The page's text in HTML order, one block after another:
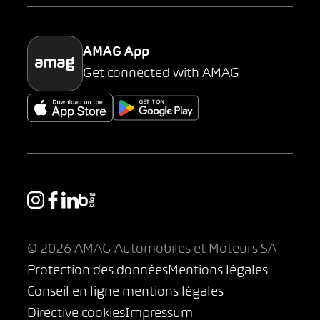
Parking
AMAG App
Get connected with AMAG
© 2026 AMAG Automobiles et Moteurs SA
Protection des donnéesMentions légales
Conseil en ligne mentions légales
Directive cookiesImpressum